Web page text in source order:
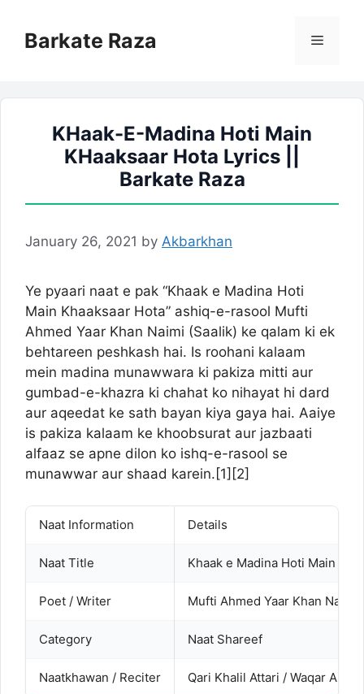
contentBarkate Raza Menu
KHaak-E-Madina Hoti Main
KHaaksaar Hota Lyrics ||
Barkate Raza
January 26, 2021 by Akbarkhan
Ye pyaari naat e pak “Khaak e Madina Hoti
Main Khaaksaar Hota” ashiq-e-rasool Mufti
Ahmed Yaar Khan Naimi (Saalik) ke qalam ki ek
behtareen peshkash hai. Is roohani kalaam
mein madina munawwara ki pakiza mitti aur
gumbad-e-khazra ki chahat ko nihayat hi dard
aur aqeedat ke sath bayan kiya gaya hai. Aaiye
is pakiza kalaam ke khoobsurat aur jazbaati
alfaaz se apne dilon ko ishq-e-rasool se
munawwar aur shaad karein.[1][2]
Naat Information Details
Naat Title Khaak e Madina Hoti Main
Poet / Writer Mufti Ahmed Yaar Khan Naimi
Category Naat Shareef
Naatkhawan / Reciter Qari Khalil Attari / Waqar